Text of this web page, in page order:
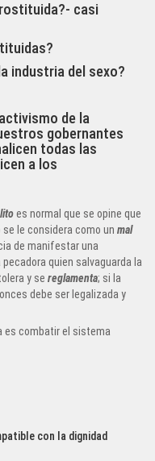
casi
industria del sexo?
de la
gobernantes
todas las
a los
es normal que se opine que
le considera como un mal
de manifestar una
quien salvaguarda la
y se reglamenta; si la
debe ser legalizada y
es combatir el sistema
con la dignidad